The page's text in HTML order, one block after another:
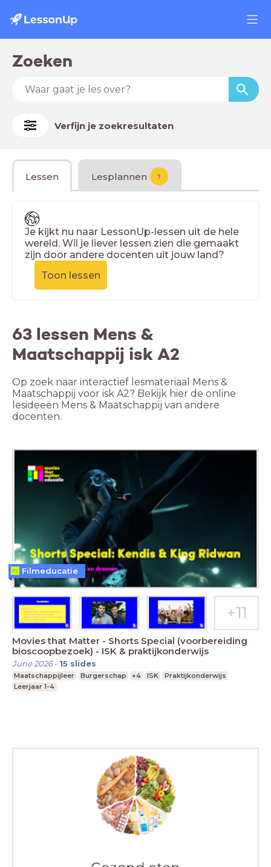
Zoeken
Verfijn je zoekresultaten
Lessen Lesplannen ?
Je kijkt nu naar LessonUp-lessen uit de hele
wereld. Wil je liever lessen zien die gemaakt
zijn door andere docenten uit jouw land?
Toon lessen
63 lessen Mens &
Maatschappij isk A2
Op zoek naar interactief lesmateriaal Mens &
Maatschappij voor isk A2? Bekijk hier de online
lesideeën Mens & Maatschappij van andere
docenten.
Movies that Matter - Shorts Special (voorbereiding
bioscoopbezoek) - ISK & praktijkonderwijs
June 2026- 15 slides
Maatschappijleer Burgerschap +4 ISK
Praktijkonderwijs
Leerjaar 1-4
Filmeducatie